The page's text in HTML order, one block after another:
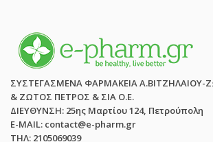
ΣΥΣΤΕΓΑΣΜΕΝΑ ΦΑΡΜΑΚΕΙΑ Α.ΒΙΤΖΗΛΑΙΟΥ-
& ΖΩΤΟΣ ΠΕΤΡΟΣ & ΣΙΑ Ο.Ε.
ΔΙΕΥΘΥΝΣΗ: 25ης Μαρτίου 124, Πετρούπολη
E-MAIL: contact@e-pharm.gr
ΤΗΛ: 2105069039